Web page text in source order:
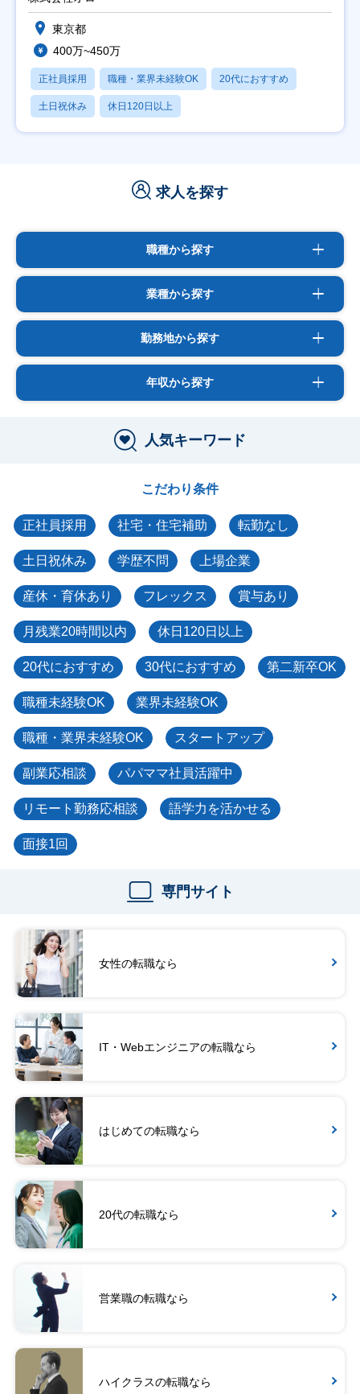
東京都
400万~450万
正社員採用 職種・業界未経験OK 20代におすすめ
土日祝休み 休日120日以上
求人を探す
職種から探す
業種から探す
勤務地から探す
年収から探す
人気キーワード
こだわり条件
正社員採用 社宅・住宅補助 転勤なし
土日祝休み 学歴不問 上場企業
産休・育休あり フレックス 賞与あり
月残業20時間以内 休日120日以上
20代におすすめ 30代におすすめ 第二新卒OK
職種未経験OK 業界未経験OK
職種・業界未経験OK スタートアップ
副業応相談 パパママ社員活躍中
リモート勤務応相談 語学力を活かせる
面接1回
専門サイト
女性の転職なら
IT・Webエンジニアの転職なら
はじめての転職なら
20代の転職なら
営業職の転職なら
ハイクラスの転職なら